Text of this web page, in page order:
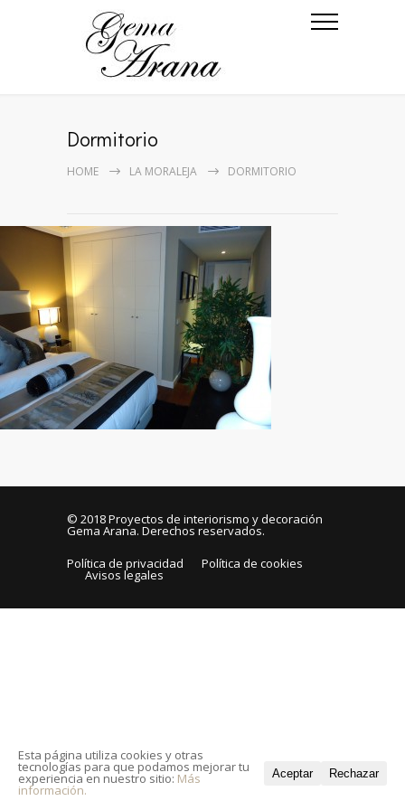
Dormitorio
HOME LA MORALEJA DORMITORIO
© 2018Proyectos de interiorismo y decoración
Gema Arana. Derechos reservados.
Política de privacidad
Política de cookies
Avisos legales
Esta página utiliza cookies y otras
tecnologías para que podamos mejorar tu
experiencia en nuestro sitio: Más
información.
Aceptar Rechazar